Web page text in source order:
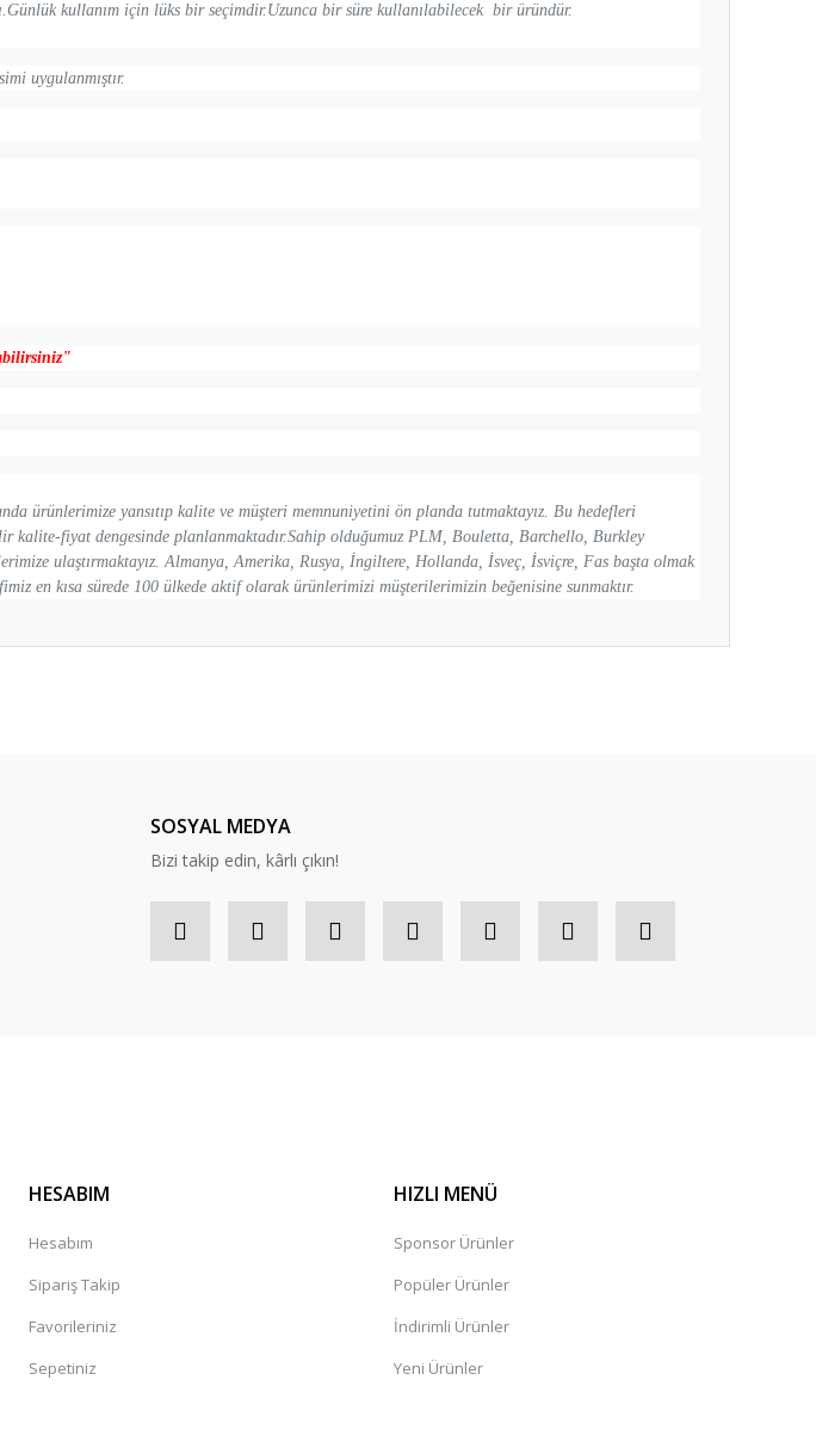
kullanım için lüks bir seçimdir.Uzunca bir süre kullanılabilecek bir üründür.
uygulanmıştır.
ürünlerimize yansıtıp kalite ve müşteri memnuniyetini ön planda tutmaktayız. Bu hedefleri
kalite-fiyat dengesinde planlanmaktadır.Sahip olduğumuz PLM, Bouletta, Barchello, Burkley
ulaştırmaktayız. Almanya, Amerika, Rusya, İngiltere, Hollanda, İsveç, İsviçre, Fas başta olmak
en kısa sürede 100 ülkede aktif olarak ürünlerimizi müşterilerimizin beğenisine sunmaktır.
SOSYAL MEDYA
Bizi takip edin, kârlı çıkın!
HESABIM
Hesabım
Sipariş Takip
Favorileriniz
Sepetiniz
HIZLI MENÜ
Sponsor Ürünler
Popüler Ürünler
İndirimli Ürünler
Yeni Ürünler